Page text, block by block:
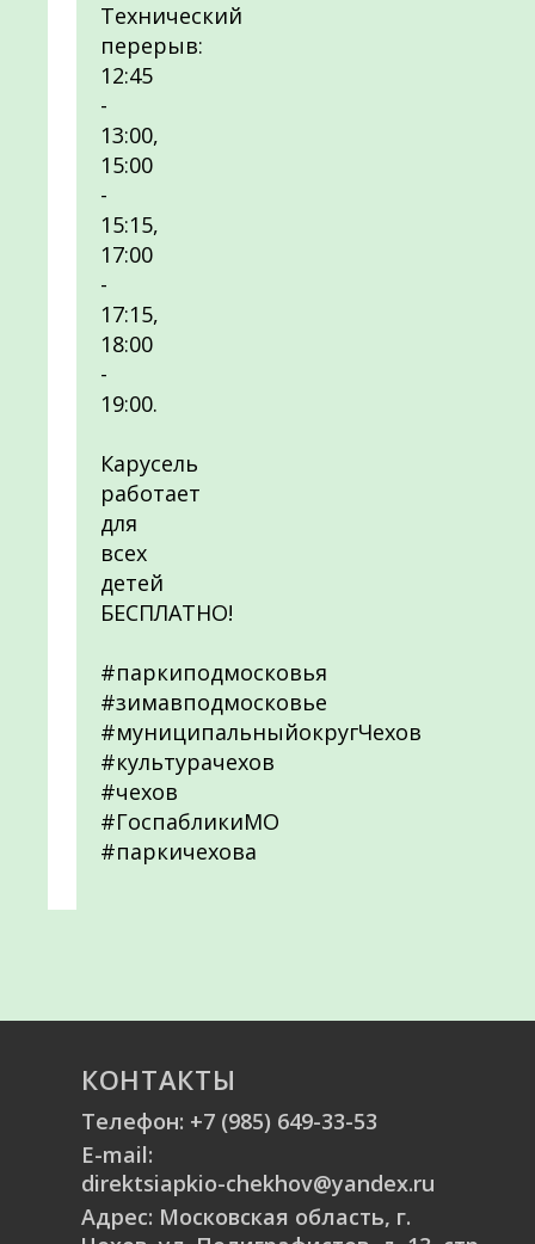
Технический
перерыв:
12:45
-
13:00,
15:00
-
15:15,
17:00
-
17:15,
18:00
-
19:00.
Карусель
работает
для
всех
детей
БЕСПЛАТНО!
#паркиподмосковья
#зимавподмосковье
#муниципальныйокругЧехов
#культурачехов
#чехов
#ГоспабликиМО
#паркичехова
КОНТАКТЫ
Телефон: +7 (985) 649-33-53
E-mail:
direktsiapkio-chekhov@yandex.ru
Адрес: Московская область, г.